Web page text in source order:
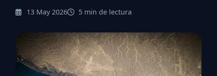
13 May 2026 5 min de lectura